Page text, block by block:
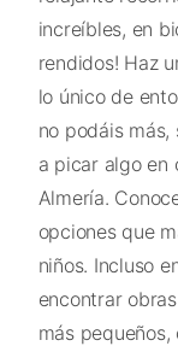
increíbles, en
rendidos! Haz
lo único de
no podáis
a picar algo en
Almería.
opciones que
niños. Incluso
encontrar
más